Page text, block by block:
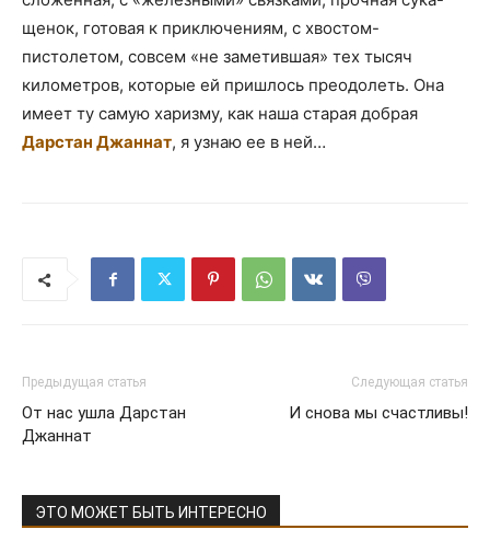
щенок, готовая к приключениям, с хвостом-
пистолетом, совсем «не заметившая» тех тысяч
километров, которые ей пришлось преодолеть. Она
имеет ту самую харизму, как наша старая добрая
Дарстан Джаннат, я узнаю ее в ней…
Предыдущая статья
От нас ушла Дарстан
Джаннат
Следующая статья
И снова мы счастливы!
ЭТО МОЖЕТ БЫТЬ ИНТЕРЕСНО